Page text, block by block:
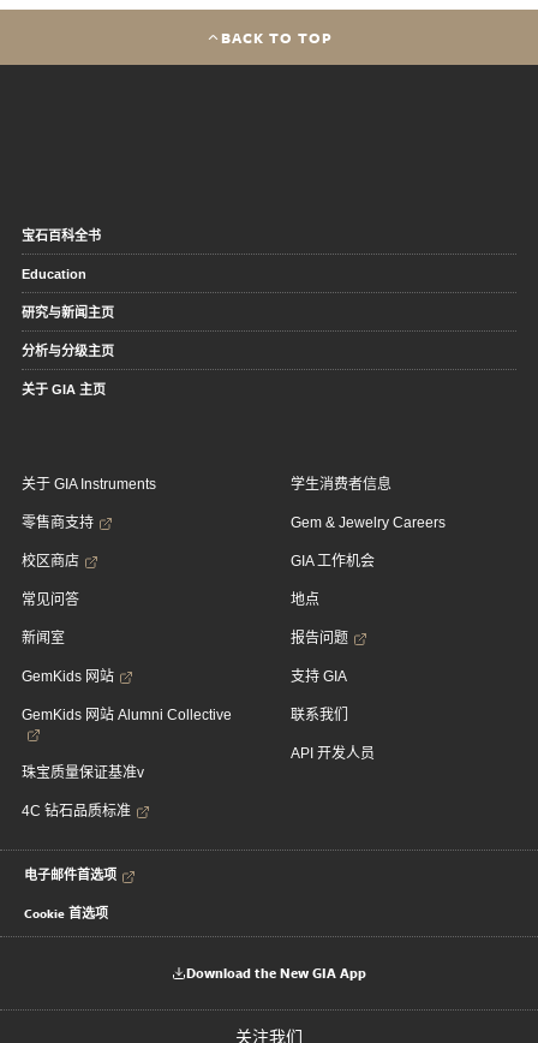
BACK TO TOP
宝石百科全书
Education
研究与新闻主页
分析与分级主页
关于 GIA 主页
关于 GIA Instruments
零售商支持
校区商店
常见问答
新闻室
GemKids 网站
GemKids 网站 Alumni Collective
珠宝质量保证基准v
4C 钻石品质标准
学生消费者信息
Gem & Jewelry Careers
GIA 工作机会
地点
报告问题
支持 GIA
联系我们
API 开发人员
电子邮件首选项
Cookie 首选项
Download the New GIA App
关注我们